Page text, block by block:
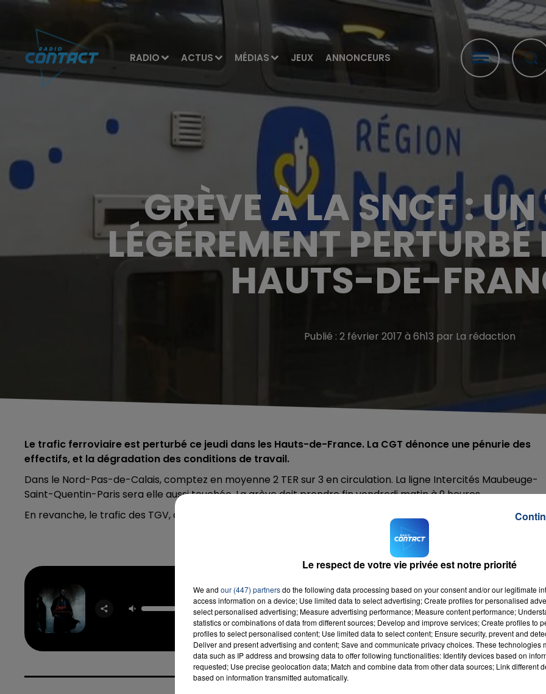
RADIO ACTUS MÉDIAS JEUX ANNONCEURS
GRÈVE À LA SNCF :
LÉGÉREMENT
HAUTS-DE-
Publié : 2 février 2017 à 6h13 par La rédaction
Le trafic ferroviaire est perturbé ce jeudi dans les Hauts-de-France. La CGT dénonce une pénurie des
effectifs, et la dégradation des conditions de travail.
Dans le Nord-Pas-de-Calais, comptez en moyenne 2 TER sur 3 en circulation. La ligne Intercités Maubeuge-
Saint-Quentin-Paris sera elle aussi touchée. La grève doit prendre fin vendredi matin à 9 heures.
En revanche, le trafic des TGV, des Eurostar ou encore des Thalys n'est pas perturbé.
Django
DADJU &
FRANGLISH
RADIO CONTACT
Le respect de votre vie privée est notre priorité
We and our (447) partnersdo the following data processing based on your consent and/or our legitimate
access information on a device; Use limited data to select advertising; Create profiles for personalised
select personalised advertising; Measure advertising performance; Measure content performance;
statistics or combinations of data from different sources; Develop and improve services; Create profiles to
profiles to select personalised content; Use limited data to select content; Ensure security, prevent and
Deliver and present advertising and content; Save and communicate privacy choices. These technologies
data such as IP address and browsing data to offer following functionalities: Identify devices based on
requested; Use precise geolocation data; Match and combine data from other data sources; Link different
based on information transmitted automatically.